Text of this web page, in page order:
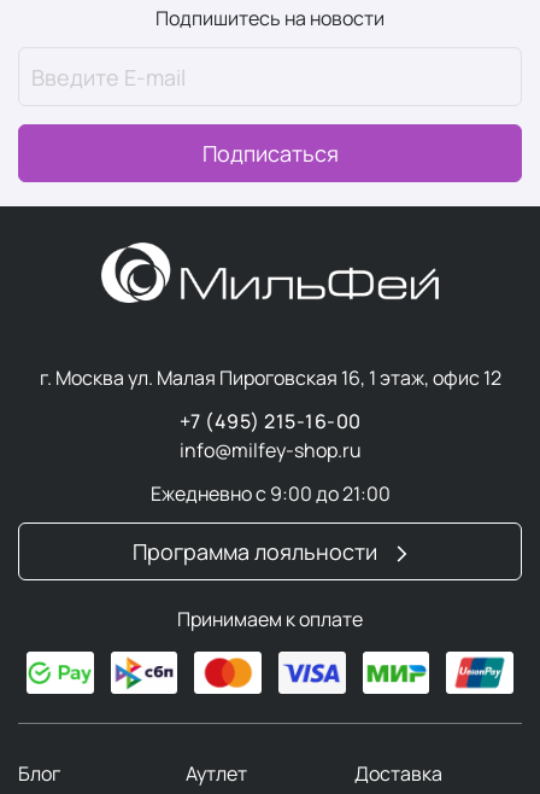
Подпишитесь на новости
Подписаться
г. Москва ул. Малая Пироговская 16, 1 этаж, офис 12
+7 (495) 215-16-00
info@milfey-shop.ru
Ежедневно с 9:00 до 21:00
Программа лояльности
Принимаем к оплате
Блог Аутлет
Доставка